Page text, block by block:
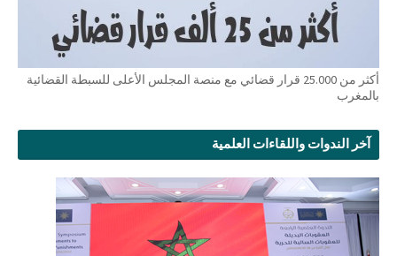
أكثر من 25.000 قرار قضائي مع منصة المجلس الأعلى للسبطة القضائية
بالمغرب
آخر الندوات واللقاءات العلمية